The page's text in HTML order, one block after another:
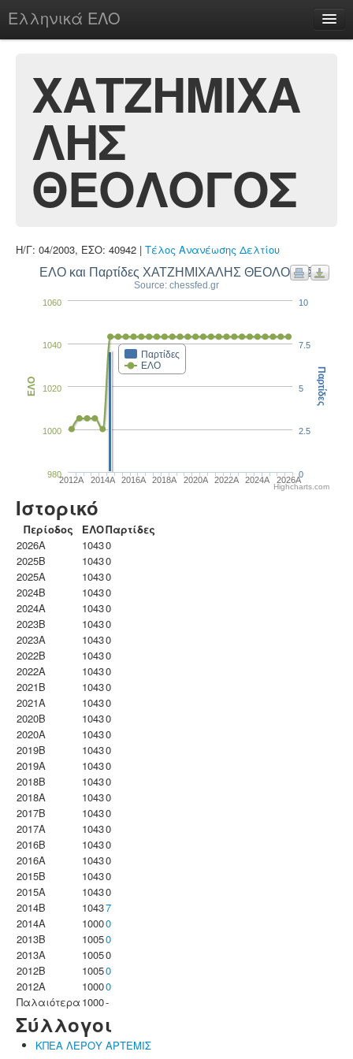
Ελληνικά ΕΛΟ
chesstu.be @ discord
Login
ΧΑΤΖΗΜΙΧΑ
ΛΗΣ
ΘΕΟΛΟΓΟΣ
Η/Γ: 04/2003, ΕΣΟ: 40942 | Τέλος Ανανέωσης Δελτίου
ΕΛΟ και Παρτίδες ΧΑΤΖΗΜΙΧΑΛΗΣ ΘΕΟΛΟΓΟΣ
Source: chessfed.gr
Παρτίδες
ΕΛΟ
2012A 2014A 2016A 2018A 2020A 2022A 2024A 2026A
1000
1020
1040
980
1060
ΕΛΟ
0
2.5
5
7.5
10
Παρτίδες
Highcharts.com
Ιστορικό
Περίοδος ΕΛΟΠαρτίδες
2026A
10430
2025B
10430
2025A
10430
2024B
10430
2024A
10430
2023B
10430
2023Α
10430
2022B
10430
2022A
10430
2021B
10430
2021A
10430
2020B
10430
2020A
10430
2019B
10430
2019A
10430
2018B
10430
2018A
10430
2017B
10430
2017A
10430
2016B
10430
2016A
10430
2015B
10430
2015A
10430
2014B
10437
2014A
10000
2013B
10050
2013A
10050
2012B
10050
2012A
10000
Παλαιότερα 1000-
Σύλλογοι
ΚΠΕΑ ΛΕΡΟΥ ΑΡΤΕΜΙΣ